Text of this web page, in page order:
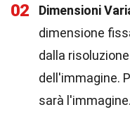
02 Dimensioni
dimensione
dalla
dell'immagine.
sarà l'immagine.